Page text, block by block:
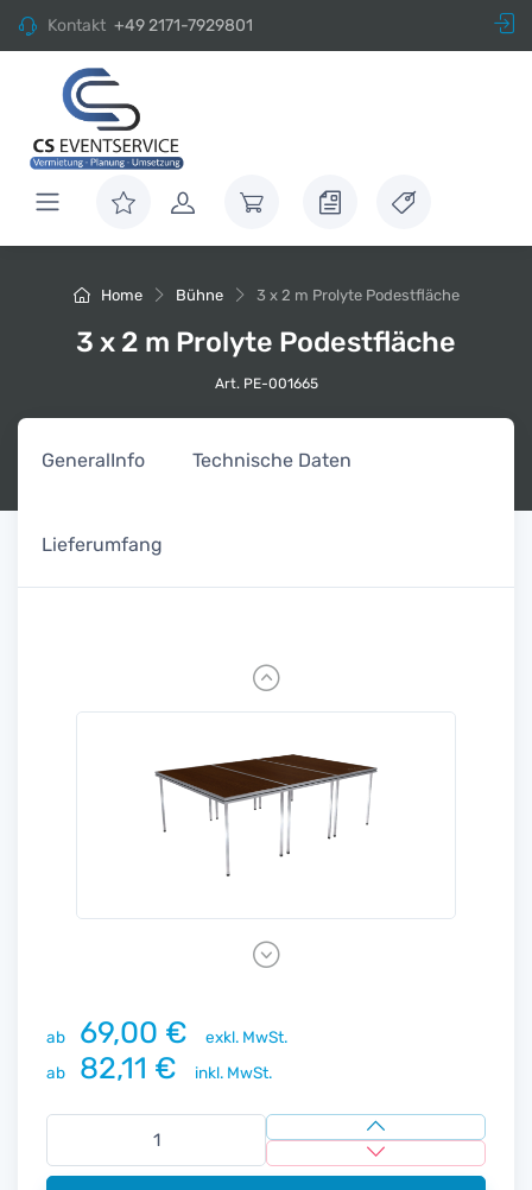
Kontakt +49 2171-7929801
Home Bühne 3 x 2 m Prolyte Podestfläche
3 x 2 m Prolyte Podestfläche
Art. PE-001665
GeneralInfo Technische Daten
Lieferumfang
Previous
Next
ab 69,00 €
exkl. MwSt.
ab
82,11 € inkl. MwSt.